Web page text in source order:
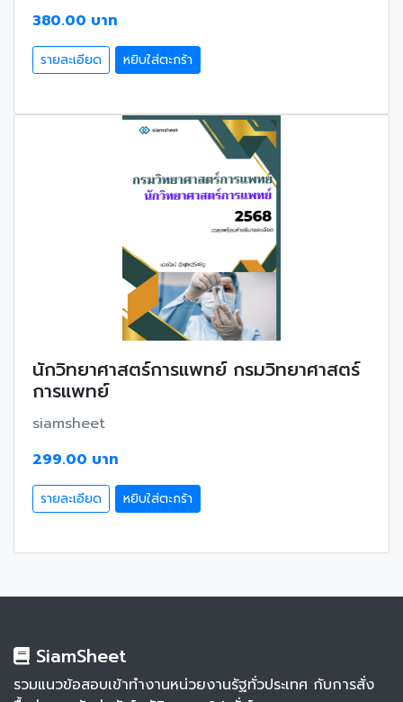
380.00 บาท
รายละเอียด หยิบใส่ตะกร้า
นักวิทยาศาสตร์การแพทย์ กรมวิทยาศาสตร์
การแพทย์
siamsheet
299.00 บาท
รายละเอียด หยิบใส่ตะกร้า
SiamSheet
รวมแนวข้อสอบเข้าทำงานหน่วยงานรัฐทั่วประเทศ กับการสั่ง